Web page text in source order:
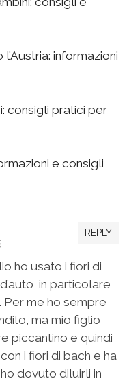
informazioni
consigli pratici per
e consigli
REPLY
ho usato i fiori di
in particolare
Per me ho sempre
ma mio figlio
piccantino e quindi
i fiori di bach e ha
dovuto diluirli in